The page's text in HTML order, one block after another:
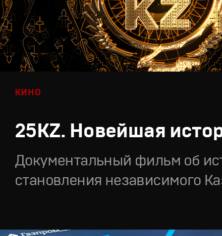
КИНО
25KZ. Новейшая
Документальный фильм об
становления независимого